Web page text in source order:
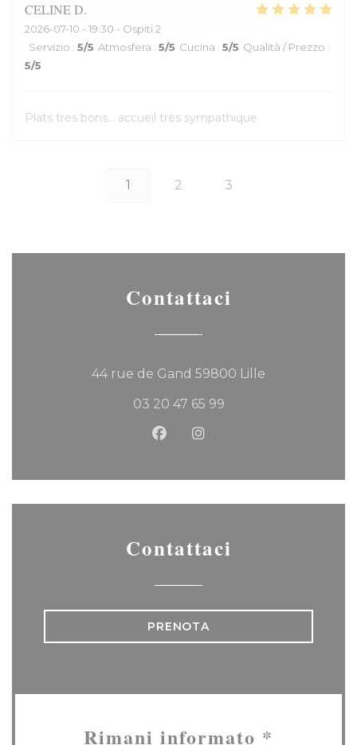
CELINED
2026-07-10 - 19:30 - Ospiti 2
Servizio : 5/5 Atmosfera : 5/5 Cucina : 5/5 Qualità / Prezzo :
5/5
Plats tres bons... accueil très sympathique
1 2 3
Contattaci
44 rue de Gand 59800 Lille
03 20 47 65 99
Facebook ((apre una
Instagram ((apre una
Contattaci
PRENOTA
Rimani informato *